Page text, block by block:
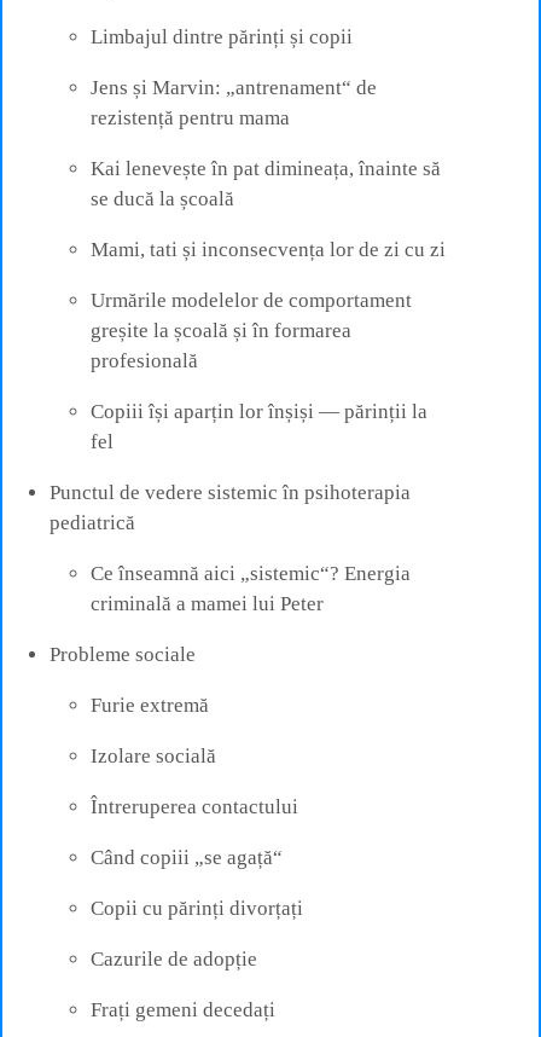
Limbajul dintre părinți și copii
Jens și Marvin: „antrenament“ de
rezistență pentru mama
Kai lenevește în pat dimineața, înainte să
se ducă la școală
Mami, tati și inconsecvența lor de zi cu zi
Urmările modelelor de comportament
greșite la școală și în formarea
profesională
Copiii își aparțin lor înșiși — părinții la
fel
Punctul de vedere sistemic în psihoterapia
pediatrică
Ce înseamnă aici „sistemic“? Energia
criminală a mamei lui Peter
Probleme sociale
Furie extremă
Izolare socială
Întreruperea contactului
Când copiii „se agață“
Copii cu părinți divorțați
Cazurile de adopție
Frați gemeni decedați